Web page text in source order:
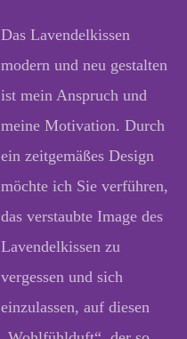
Das Lavendelkissen
modern und neu gestalten
ist mein Anspruch und
meine Motivation. Durch
ein zeitgemäßes Design
möchte ich Sie verführen,
das verstaubte Image des
Lavendelkissen zu
vergessen und sich
einzulassen, auf diesen